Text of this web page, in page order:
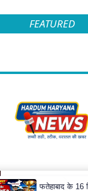
FEATURED
फतेहाबाद के 16